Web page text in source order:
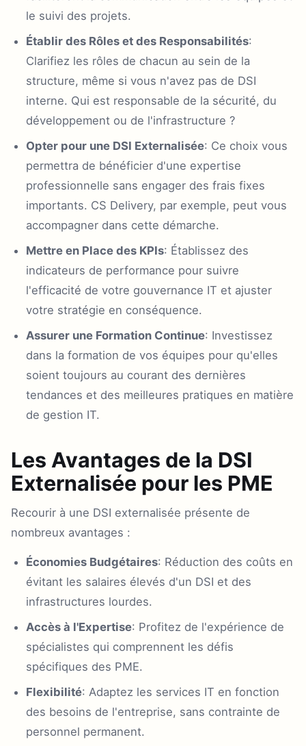
le suivi des projets.
Établir des Rôles et des Responsabilités:
Clarifiez les rôles de chacun au sein de la
structure, même si vous n'avez pas de DSI
interne. Qui est responsable de la sécurité, du
développement ou de l'infrastructure ?
Opter pour une DSI Externalisée: Ce choix vous
permettra de bénéficier d'une expertise
professionnelle sans engager des frais fixes
importants. CS Delivery, par exemple, peut vous
accompagner dans cette démarche.
Mettre en Place des KPIs: Établissez des
indicateurs de performance pour suivre
l'efficacité de votre gouvernance IT et ajuster
votre stratégie en conséquence.
Assurer une Formation Continue: Investissez
dans la formation de vos équipes pour qu'elles
soient toujours au courant des dernières
tendances et des meilleures pratiques en matière
de gestion IT.
Les Avantages de la DSI
Externalisée pour les PME
Recourir à une DSI externalisée présente de
nombreux avantages :
Économies Budgétaires: Réduction des coûts en
évitant les salaires élevés d'un DSI et des
infrastructures lourdes.
Accès à l'Expertise: Profitez de l'expérience de
spécialistes qui comprennent les défis
spécifiques des PME.
Flexibilité: Adaptez les services IT en fonction
des besoins de l'entreprise, sans contrainte de
personnel permanent.